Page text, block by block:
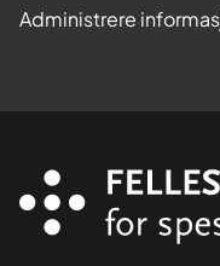
Administrere